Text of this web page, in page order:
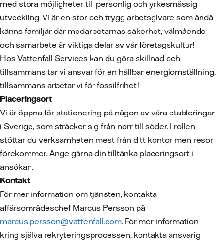
med stora möjligheter till personlig och yrkesmässig
utveckling. Vi är en stor och trygg arbetsgivare som ändå
känns familjär där medarbetarnas säkerhet, välmående
och samarbete är viktiga delar av vår företagskultur!
Hos Vattenfall Services kan du göra skillnad och
tillsammans tar vi ansvar för en hållbar energiomställning,
tillsammans arbetar vi för fossilfrihet!
Placeringsort
Vi är öppna för stationering på någon av våra etableringar
i Sverige, som sträcker sig från norr till söder. I rollen
stöttar du verksamheten mest från ditt kontor men resor
förekommer. Ange gärna din tilltänka placeringsort i
ansökan.
Kontakt
För mer information om tjänsten, kontakta
affärsområdeschef Marcus Persson på
marcus.persson@vattenfall.com. För mer information
kring själva rekryteringsprocessen, kontakta ansvarig